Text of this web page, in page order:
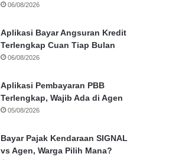
06/08/2026
Aplikasi Bayar Angsuran Kredit
Terlengkap Cuan Tiap Bulan
06/08/2026
Aplikasi Pembayaran PBB
Terlengkap, Wajib Ada di Agen
05/08/2026
Bayar Pajak Kendaraan SIGNAL
vs Agen, Warga Pilih Mana?